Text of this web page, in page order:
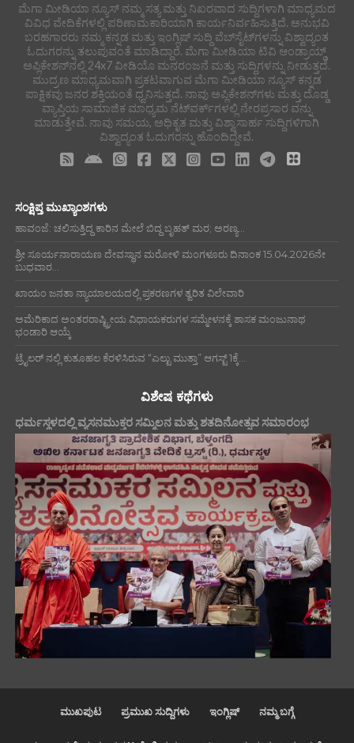
ಮೆಗಾ ಮೀಡಿಯಾ ನ್ಯೂಸ್ ನಮ್ಮ ಸತ್ಯ ಮತ್ತು ನಿಖರವಾದ ಸುದ್ದಿಗಳಾಗಿ ಮಾಧ್ಯಮದ
ವಿವಿಧ ವೇದಿಕೆಗಳಲ್ಲಿ ಪರಿಣಾಮಕಾರಿಯಾಗಿ ಕಾರ್ಯನಿರ್ವಹಿಸುತ್ತಿದೆ. ಅನುಭವಿ
ಬರಹಗಾರರು ನಮ್ಮ ಕನ್ನಡ ಮತ್ತು ಇಂಗ್ಲಿಷ್ ಸುದ್ದಿ ವೆಬ್‌ಸೈಟ್‌ಗಳನ್ನು ವಿಶ್ವಾದ್ಯಂತ
ಓದುಗರನ್ನು ತಲುಪುವಂತೆ ಮಾಡಿದ್ದಾರೆ. ಮೆಗಾ ಮೀಡಿಯಾ ಟಿವಿ ಆಂಡ್ರಾಯ್ಡ್
ಅಪ್ಲಿಕೇಶನ್‌ನಲ್ಲಿ 24x7 ವೀಡಿಯೊ ಮನರಂಜನೆ ಮತ್ತು ಸುದ್ದಿಗಳನ್ನು ನೀಡುತ್ತದೆ.
ಮುದ್ರಣ ಮಾಧ್ಯಮವಾಗಿ ಪ್ರಕಟವಾಗುವ ಮೆಗಾ ಮೀಡಿಯಾ ನ್ಯೂಸ್ ಕನ್ನಡ
ಪಾಕ್ಷಿಕವು ಜನರ ಶಕ್ತಿಯಂತೆ ಧ್ವನಿಸುತ್ತದೆ. ನಾವು ಅಪ್ಲಿಕೇಶನ್‌ಗಳು ಮತ್ತು ದೊಡ್ಡ
ವ್ಯಾಪ್ತಿಯ ಸಾಮಾಜಿಕ ಮಾಧ್ಯಮ ನೆಟ್‌ವರ್ಕ್‌ಗಳಲ್ಲಿ ನೇರಪ್ರಸಾರ ವನ್ನು
ಮಾಡುತ್ತೇವೆ. ನಾವು ಸಮಯ, ಅಧಿಕೃತ ಮತ್ತು ವಿಶ್ವಾಸಾರ್ಹ ಸುದ್ದಿಗಳಿಗಾಗಿ
ವಿಶ್ವಾದ್ಯಂತ ಓದುಗರನ್ನು ಹೊಂದಿದ್ದೇವೆ.
ಸಂಕ್ಷಿಪ್ತ ಮುಖ್ಯಾಂಶಗಳು
ಹಾವಂಜೆ: ಚಲಿಸುತ್ತಿದ್ದ ಕಾರಿನ ಮೇಲೆ ಬಿದ್ದ ಬೃಹತ್ ಮರ; ಅರಣ್ಯ...
ಶ್ರೀ ಸೂರ್ಯನಾರಾಯಣ ದೇವಸ್ಥಾನ ಮರೋಳಿ ಮಂಗಳೂರು ದಿನಾಂಕ 15.04.2026ನೇ
ಬುಧವಾರ...
ಖಾಯಂ ಜನತಾ ನ್ಯಾಯಾಲಯದಲ್ಲಿ ಪ್ರಕರಣಗಳ ತ್ವರಿತ ವಿಲೇವಾರಿ
ಅಮೆರಿಕಾದ ಅಂತರರಾಷ್ಟ್ರೀಯ ವಿಧಾಯಕರುಗಳ ಸಮ್ಮೇಳನಕ್ಕೆ ಶಾಸಕ ಮಂಜುನಾಥ
ಭಂಡಾರಿ ಆಯ್ಕೆ
ಟ್ರೈಲರ್ ನಲ್ಲಿ ಕುತೂಹಲ ಕೆರಳಿಸಿರುವ “ಎಲ್ಟು ಮುತ್ತಾ” ಆಗಸ್ಟ್ 1ಕ್ಕೆ...
ವಿಶೇಷ ಕಥೆಗಳು
ಧರ್ಮಸ್ಥಳದಲ್ಲಿ ವ್ಯಸನಮುಕ್ತರ ಸಮ್ಮಿಲನ ಮತ್ತು ಶತದಿನೋತ್ಸವ ಸಮಾರಂಭ
ಮುಖಪುಟ ಪ್ರಮುಖ ಸುದ್ದಿಗಳು ಇಂಗ್ಲಿಷ್ ನಮ್ಮ ಬಗ್ಗೆ